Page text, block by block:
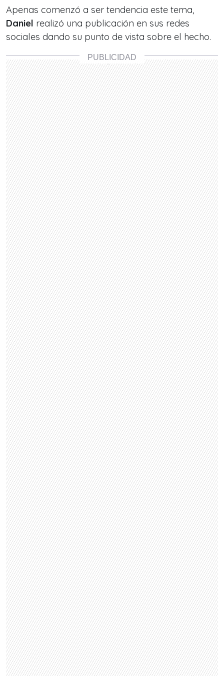
Apenas comenzó a ser tendencia este tema,
Daniel realizó una publicación en sus redes
sociales dando su punto de vista sobre el hecho.